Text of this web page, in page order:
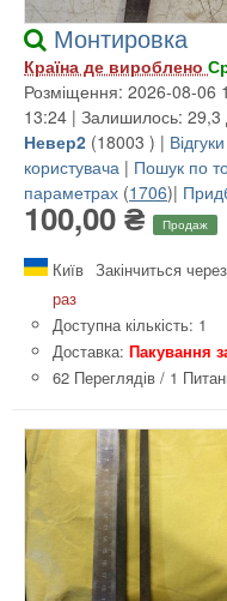
Монтировка
Країна де вироблено
Розміщення: 2026-08-06
13:24 | Залишилось: 29,3
Невер2 (18003 ) | Відгуки
користувача | Пошук по
параметрах (1706)|
100,00 ₴ Продаж
Київ Закінчиться
раз
Доступна кількість: 1
Доставка: Пакування
62 Переглядів / 1